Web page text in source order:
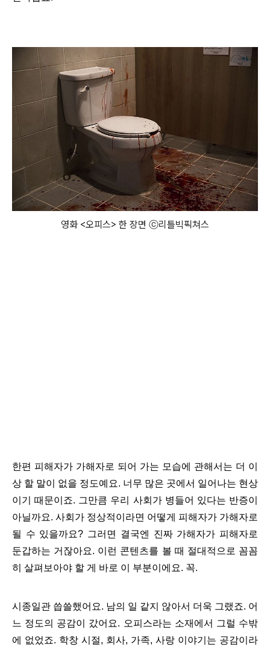
영화 <오피스> 한 장면 ⓒ 리틀빅픽쳐스
한편 피해자가 가해자로 되어 가는 모습에 관해서는 더 이
상 할 말이 없을 정도예요. 너무 많은 곳에서 일어나는 현상
이기 때문이죠. 그만큼 우리 사회가 병들어 있다는 반증이
아닐까요. 사회가 정상적이라면 어떻게 피해자가 가해자로
될 수 있을까요? 그러면 결국엔 진짜 가해자가 피해자로
둔갑하는 거잖아요. 이런 콘텐츠를 볼 때 절대적으로 꼼꼼
히 살펴보아야 할 게 바로 이 부분이에요. 꼭.
시종일관 씁쓸했어요. 남의 일 같지 않아서 더욱 그랬죠. 어
느 정도의 공감이 갔어요. 오피스라는 소재에서 그럴 수밖
에 없었죠. 학창 시절, 회사, 가족, 사랑 이야기는 공감이라